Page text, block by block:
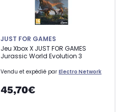
JUST FOR GAMES
Jeu Xbox X JUST FOR GAMES
Jurassic World Evolution 3
Vendu et expédié par Electro Network
45,70€